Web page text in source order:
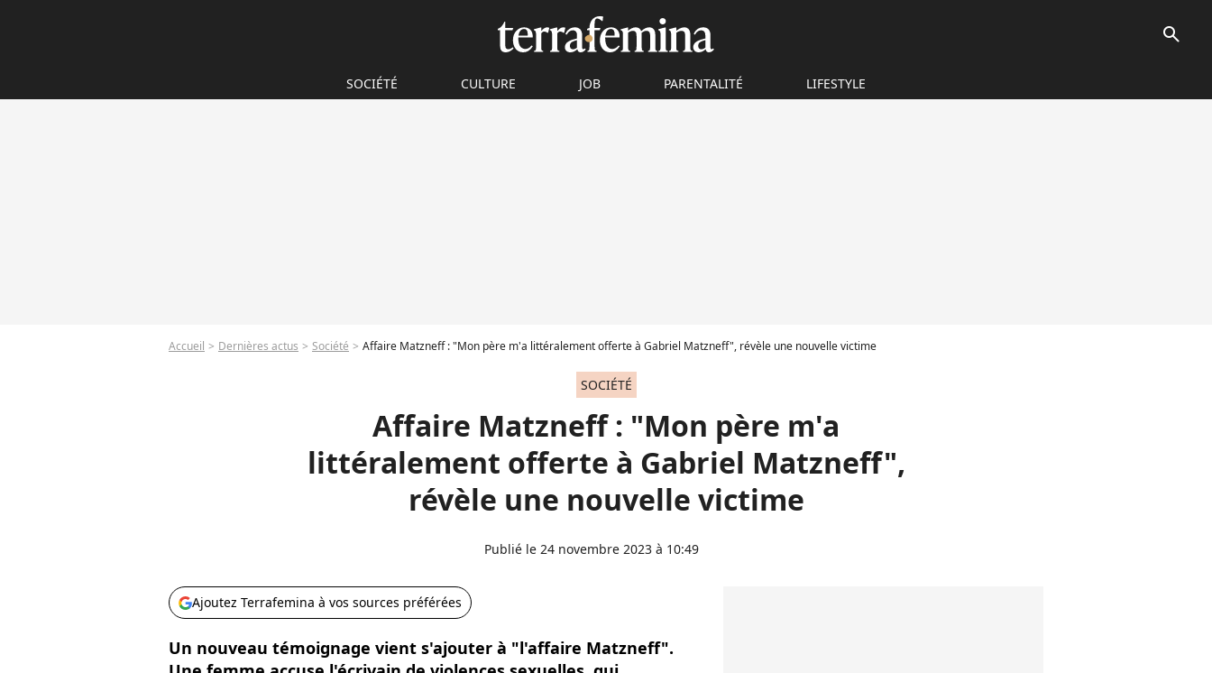
search
SOCIÉTÉ CULTURE JOB PARENTALITÉ LIFESTYLE
Accueil Dernières actus Société Affaire Matzneff : "Mon père m'a littéralement offerte à Gabriel Matzneff", révèle une nouvelle victime
SOCIÉTÉ
Affaire Matzneff : "Mon père m'a
littéralement offerte à Gabriel Matzneff",
révèle une nouvelle victime
Publié le 24 novembre 2023 à 10:49
Ajoutez Terrafemina à vos sources préférées
Un nouveau témoignage vient s'ajouter à "l'affaire Matzneff".